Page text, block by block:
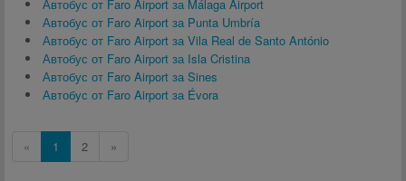
Автобус от Faro Airport за Málaga Airport
Автобус от Faro Airport за Punta Umbría
Автобус от Faro Airport за Vila Real de Santo António
Автобус от Faro Airport за Isla Cristina
Автобус от Faro Airport за Sines
Автобус от Faro Airport за Évora
« 1 2 »